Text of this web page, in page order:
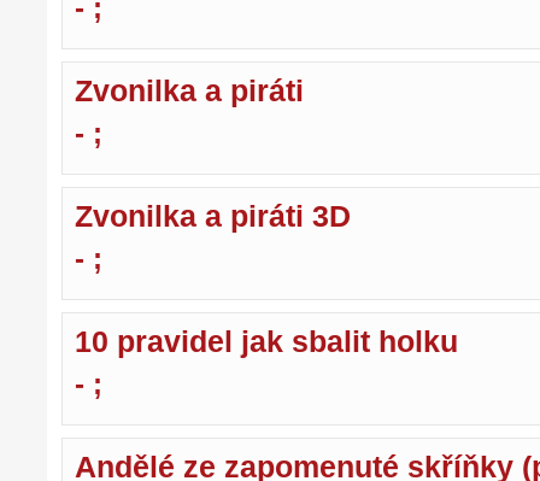
- ;
Zvonilka a piráti
- ;
Zvonilka a piráti 3D
- ;
10 pravidel jak sbalit holku
- ;
Andělé ze zapomenuté skříňky